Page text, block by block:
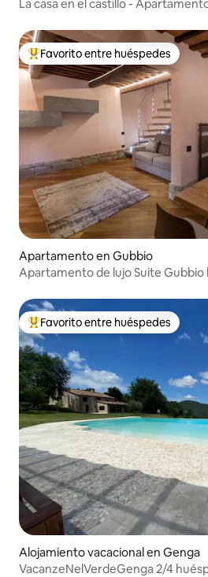
La casa en el castillo -
Favorito entre huéspedes preferido
Favorito entre huéspedes
Apartamento en Gubbio
Apartamento de lujo Suite Gubbio
Favorito entre huéspedes preferido
Favorito entre huéspedes
Alojamiento vacacional en Genga
VacanzeNelVerdeGenga 2/4